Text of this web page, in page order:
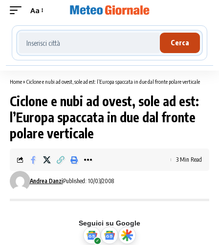
Aa
Cerca località meteo
Cerca
Home» Ciclone e nubi ad ovest, sole ad est: l’Europa spaccata in due dal fronte polare verticale
Ciclone e nubi ad ovest, sole ad est:
l’Europa spaccata in due dal fronte
polare verticale
Andrea DanziPublished: 10/03/2008
3 Min Read
Seguici su Google